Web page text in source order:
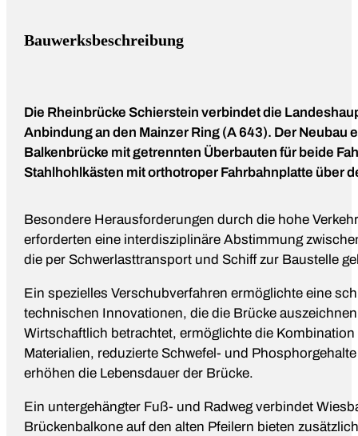
Bauwerksbeschreibung
Die Rheinbrücke Schierstein verbindet die
Anbindung an den Mainzer Ring (A 643). Der
Balkenbrücke mit getrennten Überbauten für beide
Stahlhohlkästen mit orthotroper Fahrbahnplatte über
Besondere Herausforderungen durch die hohe
erforderten eine interdisziplinäre Abstimmung
die per Schwerlasttransport und Schiff zur Baustelle
Ein spezielles Verschubverfahren ermöglichte eine
technischen Innovationen, die die Brücke
Wirtschaftlich betrachtet, ermöglichte die
Materialien, reduzierte Schwefel- und
erhöhen die Lebensdauer der Brücke.
Ein untergehängter Fuß- und Radweg verbindet
Brückenbalkone auf den alten Pfeilern bieten